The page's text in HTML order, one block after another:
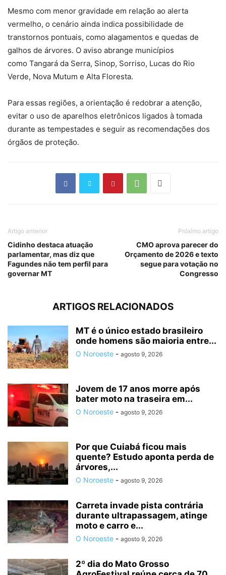
Mesmo com menor gravidade em relação ao alerta
vermelho, o cenário ainda indica possibilidade de
transtornos pontuais, como alagamentos e quedas de
galhos de árvores. O aviso abrange municípios
como Tangará da Serra, Sinop, Sorriso, Lucas do Rio
Verde, Nova Mutum e Alta Floresta.
Para essas regiões, a orientação é redobrar a atenção,
evitar o uso de aparelhos eletrônicos ligados à tomada
durante as tempestades e seguir as recomendações dos
órgãos de proteção.
Artigo anterior
Cidinho destaca atuação
parlamentar, mas diz que
Fagundes não tem perfil para
governar MT
Próximo artigo
CMO aprova parecer do
Orçamento de 2026 e texto
segue para votação no
Congresso
ARTIGOS RELACIONADOS
MT é o único estado brasileiro
onde homens são maioria entre...
O Noroeste - agosto 9, 2026
Jovem de 17 anos morre após
bater moto na traseira em...
O Noroeste - agosto 9, 2026
Por que Cuiabá ficou mais
quente? Estudo aponta perda de
árvores,...
O Noroeste - agosto 9, 2026
Carreta invade pista contrária
durante ultrapassagem, atinge
moto e carro e...
O Noroeste - agosto 9, 2026
2º dia do Mato Grosso